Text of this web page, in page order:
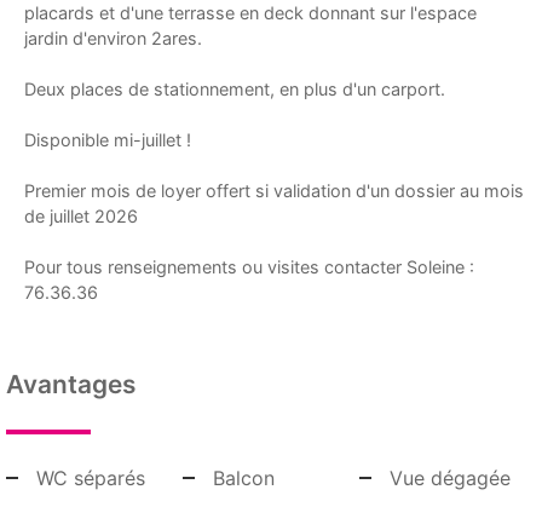
placards et d'une terrasse en deck donnant sur l'espace
jardin d'environ 2ares.
Deux places de stationnement, en plus d'un carport.
Disponible mi-juillet !
Premier mois de loyer offert si validation d'un dossier au mois
de juillet 2026
Pour tous renseignements ou visites contacter Soleine :
76.36.36
Avantages
WC séparés Balcon Vue dégagée